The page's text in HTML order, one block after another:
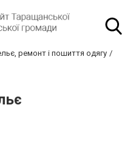
ремонт і пошиття одягу